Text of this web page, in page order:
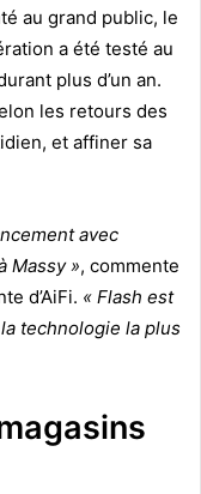
au grand public, le
a été testé au
plus d’un an.
les retours des
et affiner sa
avec
Massy », commente
d’AiFi. « Flash est
technologie la plus